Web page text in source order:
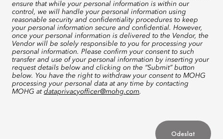
ensure that while your personal information is within our
control, we will handle your personal information using
reasonable security and confidentiality procedures to keep
your personal information secure and confidential. However,
once your personal information is delivered to the Vendor, the
Vendor will be solely responsible to you for processing your
personal information. Please confirm your consent to such
transfer and use of your personal information by inserting your
request details below and clicking on the “Submit” button
below. You have the right to withdraw your consent to MOHG
processing your personal data at any time by contacting
MOHG at dataprivacyofficer@mohg.com.
Odeslat